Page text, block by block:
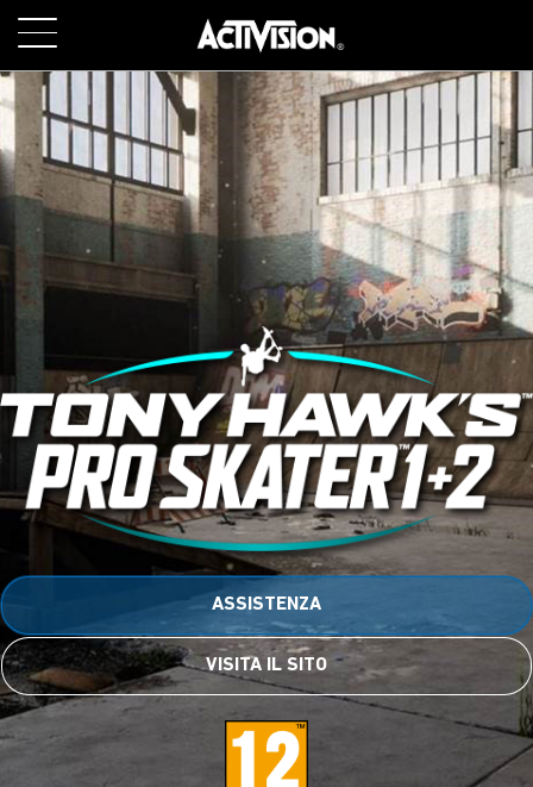
SKIP TO MAIN CONTENT
INFORMAZIONI
LAVORA CON NOI
ACCEDI
REGISTRATI
ASSISTENZA
VISITA IL SITO